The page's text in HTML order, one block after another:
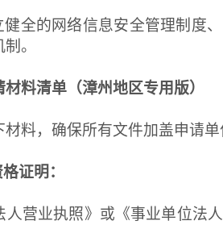
的网络信息安全管理制度、
。
清单（漳州地区专用版）
，确保所有文件加盖申请单
证明：
业执照》或《事业单位法人